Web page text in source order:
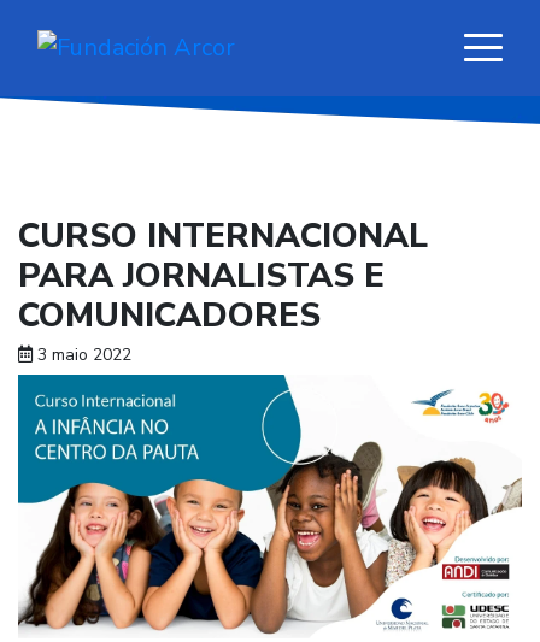
CURSO INTERNACIONAL
PARA JORNALISTAS E
COMUNICADORES
3 maio 2022